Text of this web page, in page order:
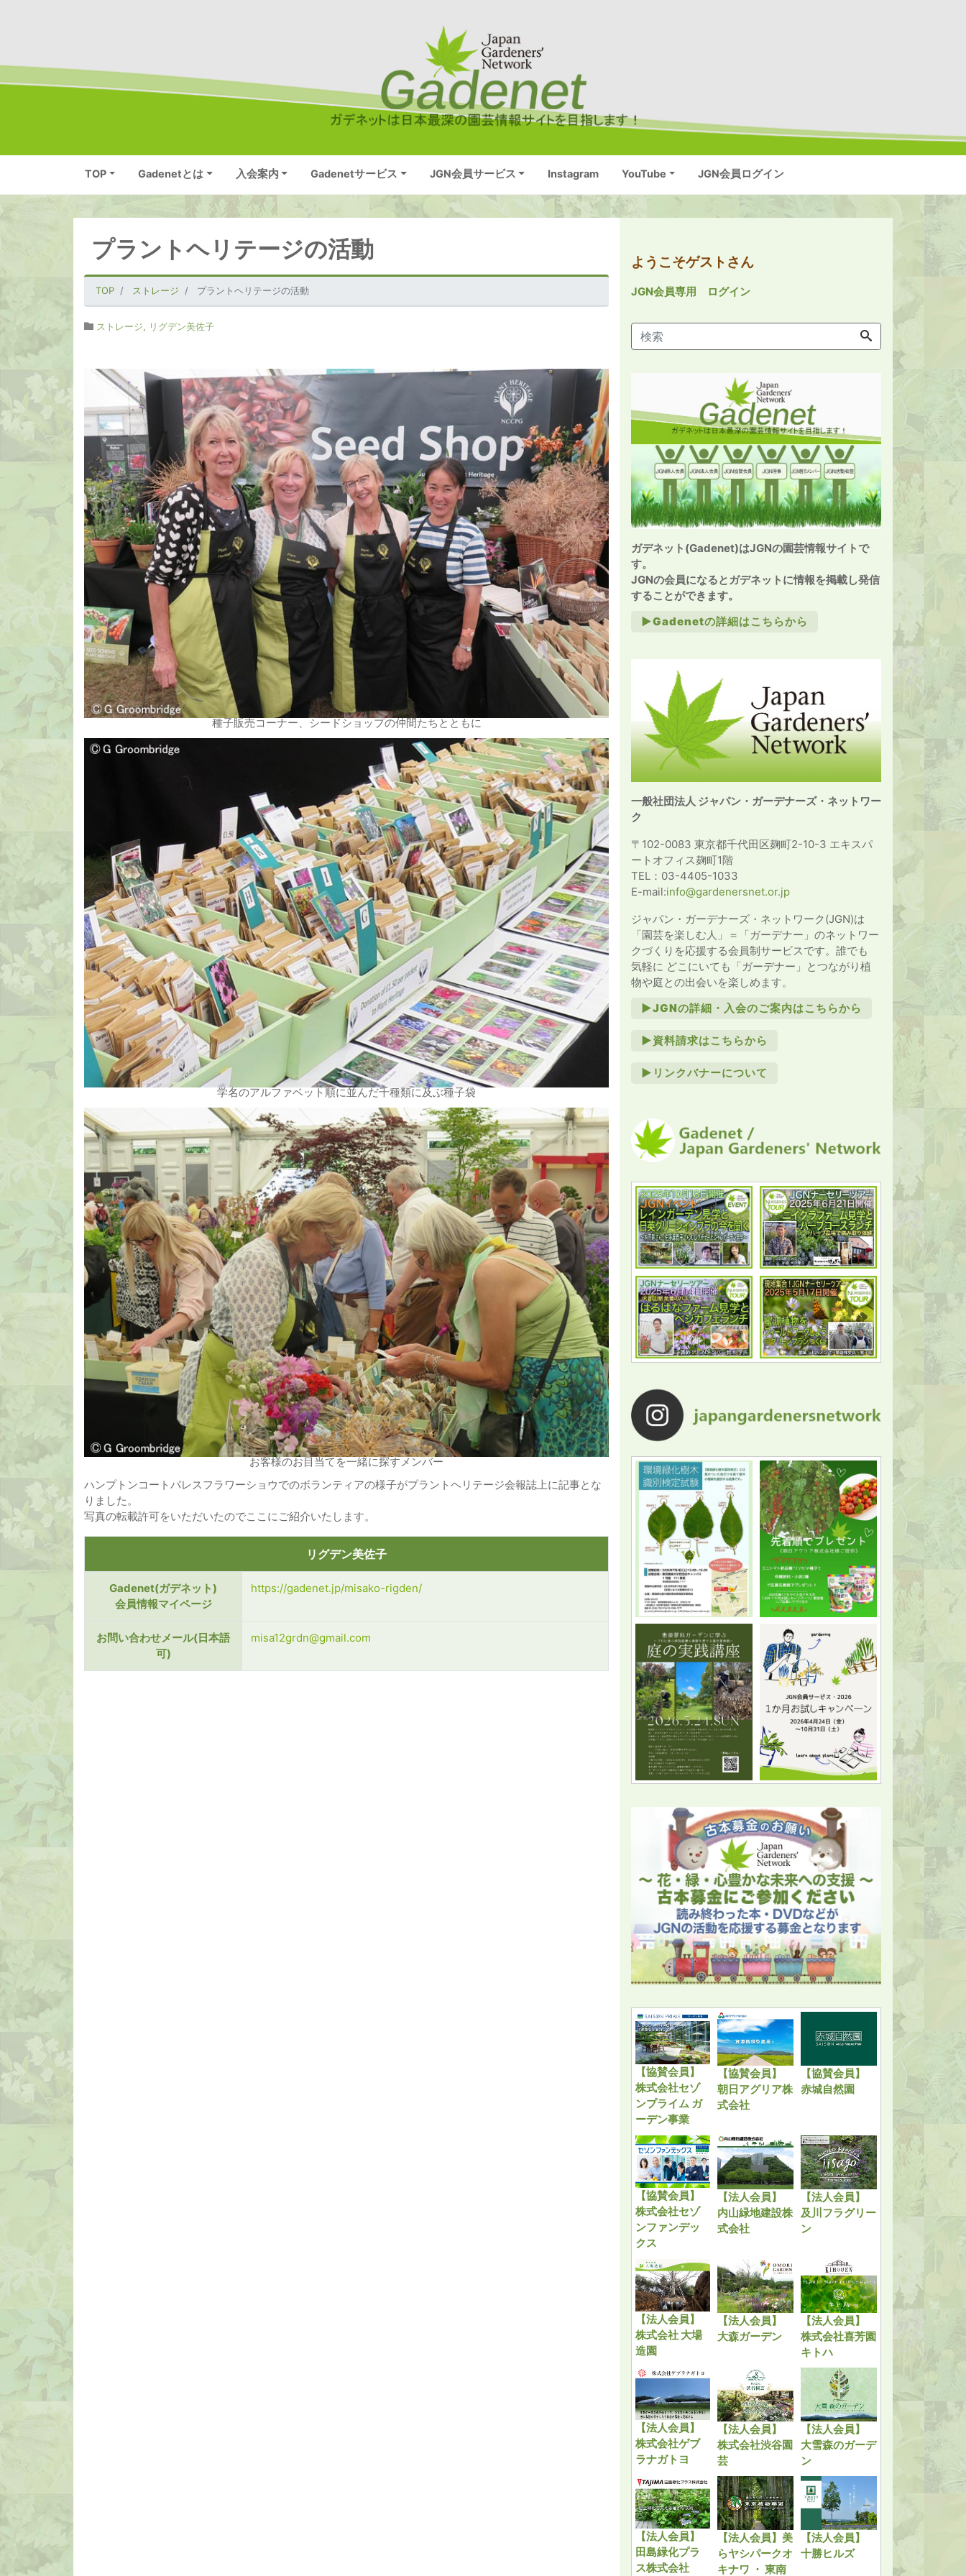
TOP Gadenetとは 入会案内 Gadenetサービス JGN会員サービス Instagram YouTube JGN会員ログイン
プラントヘリテージの活動
TOP ストレージ プラントヘリテージの活動
ストレージ リグデン美佐子
種子販売コーナー、シードショップの仲間たちとともに
学名のアルファベット順に並んだ千種類に及ぶ種子袋
お客様のお目当てを一緒に探すメンバー
ハンプトンコートパレスフラワーショウでのボランティアの様子がプラントヘリテージ会報誌上に記事とな
りました。
写真の転載許可をいただいたのでここにご紹介いたします。
リグデン美佐子
Gadenet(ガデネット)
会員情報マイページ
https://gadenet.jp/misako-rigden/
お問い合わせメール(日本語
可)
misa12grdn@gmail.com
ようこそゲストさん
JGN会員専用 ログイン
ガデネット(Gadenet)はJGNの園芸情報サイトで
す。
JGNの会員になるとガデネットに情報を掲載し発信
することができます。
►Gadenetの詳細はこちらから
一般社団法人 ジャパン・ガーデナーズ・ネットワー
ク
〒102-0083 東京都千代田区麹町2-10-3 エキスパ
ートオフィス麹町1階
TEL：03-4405-1033
E-mail:info@gardenersnet.or.jp
ジャパン・ガーデナーズ・ネットワーク(JGN)は
「園芸を楽しむ人」＝「ガーデナー」のネットワー
クづくりを応援する会員制サービスです。誰でも
気軽に どこにいても「ガーデナー」とつながり植
物や庭との出会いを楽しめます。
►JGNの詳細・入会のご案内はこちらから
►資料請求はこちらから
►リンクバナーについて
【協賛会員】
株式会社セゾ
ンプライム ガ
ーデン事業
【協賛会員】
朝日アグリア株
式会社
【協賛会員】
赤城自然園
【協賛会員】
株式会社セゾ
ンファンデッ
クス
【法人会員】
内山緑地建設株
式会社
【法人会員】
及川フラグリー
ン
【法人会員】
株式会社 大場
造園
【法人会員】
大森ガーデン
【法人会員】
株式会社喜芳園
キトハ
【法人会員】
株式会社ゲブ
ラナガトヨ
【法人会員】
株式会社渋谷園
芸
【法人会員】
大雪森のガーデ
ン
【法人会員】
田島緑化プラ
ス株式会社
【法人会員】美
らヤシパークオ
キナワ ・ 東南
【法人会員】
十勝ヒルズ